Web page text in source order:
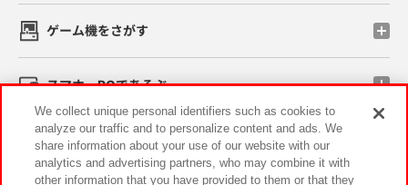
ゲーム機をさがす
スマホ・PCであそぶ
イベント・キャンペーン
We collect unique personal identifiers such as cookies to
analyze our traffic and to personalize content and ads. We
share information about your use of our website with our
analytics and advertising partners, who may combine it with
other information that you have provided to them or that they